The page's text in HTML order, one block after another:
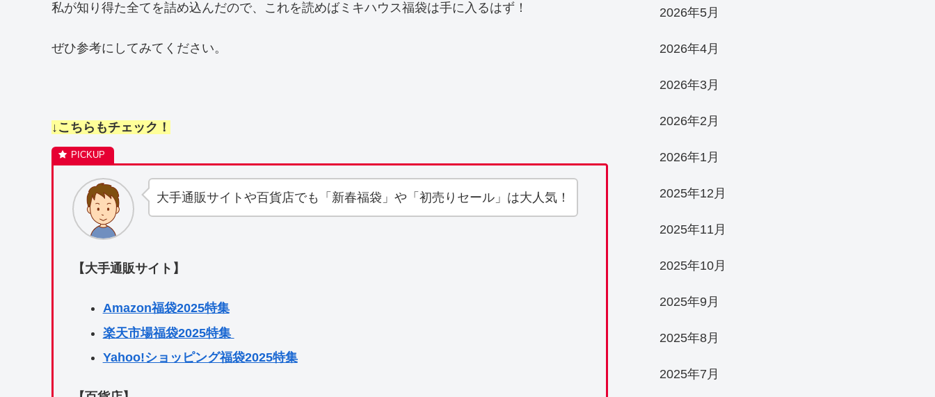
私が知り得た全てを詰め込んだので、これを読めばミキハウス福袋は手に入るはず！
ぜひ参考にしてみてください。
↓こちらもチェック！
大手通販サイトや百貨店でも「新春福袋」や「初売りセール」は大人気！
【大手通販サイト】
Amazon福袋2025特集
楽天市場福袋2025特集
Yahoo!ショッピング福袋2025特集
2026年5月
2026年4月
2026年3月
2026年2月
2026年1月
2025年12月
2025年11月
2025年10月
2025年9月
2025年8月
2025年7月